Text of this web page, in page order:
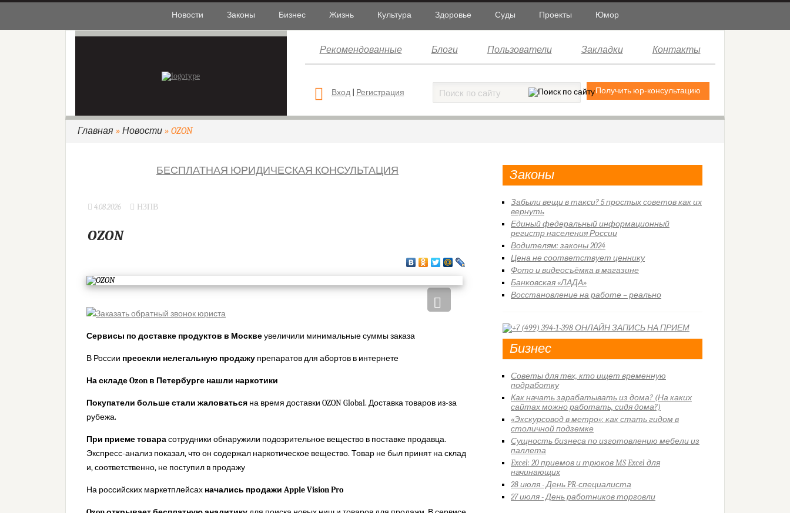
Новости Законы Бизнес Жизнь Культура Здоровье Суды Проекты Юмор
Рекомендованные Блоги Пользователи Закладки Контакты
Вход| Регистрация Получить юр-консультацию
Главная » Новости » OZON
БЕСПЛАТНАЯ ЮРИДИЧЕСКАЯ КОНСУЛЬТАЦИЯ
4.08.2026 НЗПВ
OZON
Сервисы по доставке продуктов в Москвеувеличили минимальные суммы заказа
В России пресекли нелегальную продажу препаратов для абортов в интернете
На складе Ozon в Петербурге нашли наркотики
Покупатели больше стали жаловаться на время доставки OZON Global. Доставка товаров из-за
рубежа.
При приеме товарасотрудники обнаружили подозрительное вещество в поставке продавца.
Экспресс-анализ показал, что он содержал наркотическое вещество. Товар не был принят на склад
и, соответственно, не поступил в продажу
На российских маркетплейсах начались продажи Apple Vision Pro
Законы
Забыли вещи в такси? 5 простых советов как их
вернуть
Единый федеральный информационный
регистр населения России
Водителям: законы 2024
Цена не соответствует ценнику
Фото и видеосъёмка в магазине
Банковская «ЛАДА»
Восстановление на работе – реально
Бизнес
Советы для тех, кто ищет временную
подработку
Как начать зарабатывать из дома? (На каких
сайтах можно работать, сидя дома?)
«Экскурсовод в метро»: как стать гидом в
столичной подземке
Сущность бизнеса по изготовлению мебели из
паллета
Excel: 20 приемов и трюков MS Excel для
начинающих
28 июля - День PR-специалиста
27 июля - День работников торговли